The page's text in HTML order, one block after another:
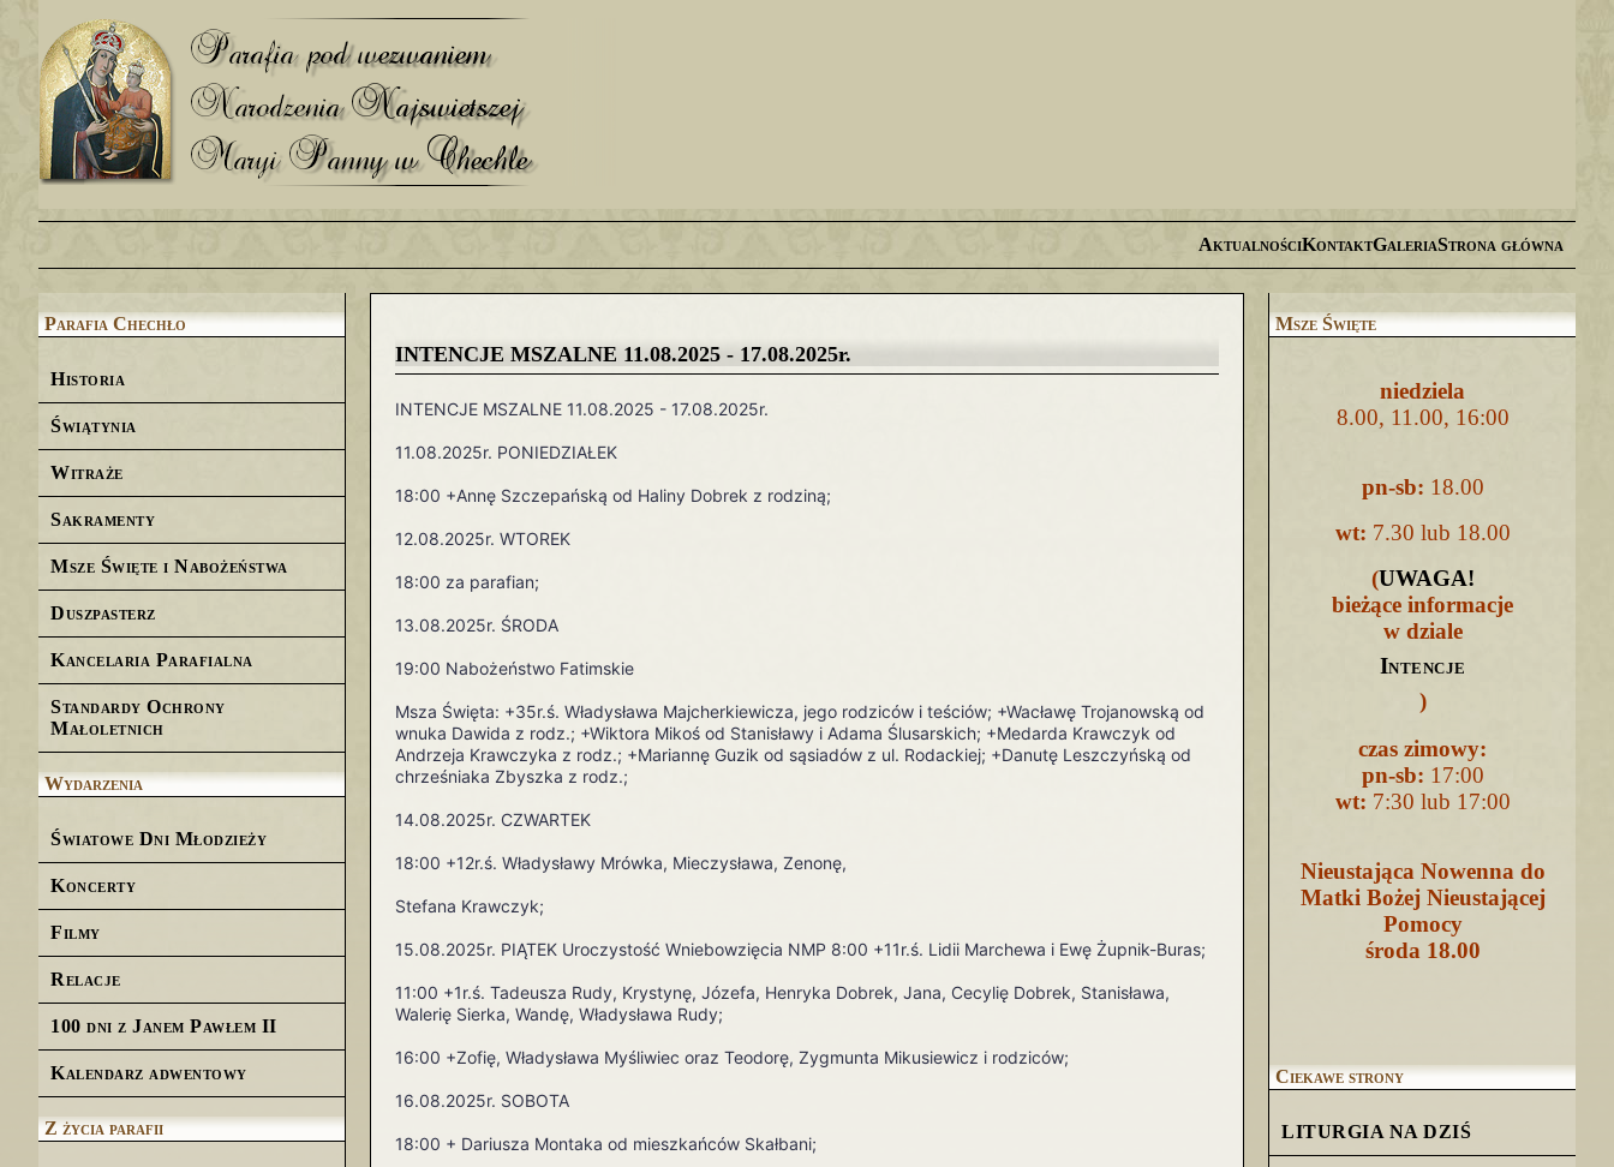
AktualnościKontaktGaleriaStrona główna
Parafia Chechło
Historia
Świątynia
Witraże
Sakramenty
Msze Święte i Nabożeństwa
Duszpasterz
Kancelaria Parafialna
Standardy Ochrony
Małoletnich
Wydarzenia
Światowe Dni Młodzieży
Koncerty
Filmy
Relacje
100 dni z Janem Pawłem II
Kalendarz adwentowy
Z życia parafii
INTENCJE MSZALNE 11.08.2025 - 17.08.2025r.
INTENCJE MSZALNE 11.08.2025 - 17.08.2025r.
11.08.2025r. PONIEDZIAŁEK
18:00 +Annę Szczepańską od Haliny Dobrek z rodziną;
12.08.2025r. WTOREK
18:00 za parafian;
13.08.2025r. ŚRODA
19:00 Nabożeństwo Fatimskie
Msza Święta: +35r.ś. Władysława Majcherkiewicza, jego rodziców i teściów; +Wacławę Trojanowską od
wnuka Dawida z rodz.; +Wiktora Mikoś od Stanisławy i Adama Ślusarskich; +Medarda Krawczyk od
Andrzeja Krawczyka z rodz.; +Mariannę Guzik od sąsiadów z ul. Rodackiej; +Danutę Leszczyńską od
chrześniaka Zbyszka z rodz.;
14.08.2025r. CZWARTEK
18:00 +12r.ś. Władysławy Mrówka, Mieczysława, Zenonę,
Stefana Krawczyk;
15.08.2025r. PIĄTEK Uroczystość Wniebowzięcia NMP 8:00 +11r.ś. Lidii Marchewa i Ewę Żupnik-Buras;
11:00 +1r.ś. Tadeusza Rudy, Krystynę, Józefa, Henryka Dobrek, Jana, Cecylię Dobrek, Stanisława,
Walerię Sierka, Wandę, Władysława Rudy;
16:00 +Zofię, Władysława Myśliwiec oraz Teodorę, Zygmunta Mikusiewicz i rodziców;
16.08.2025r. SOBOTA
18:00 + Dariusza Montaka od mieszkańców Skałbani;
Msze Święte
niedziela
8.00, 11.00, 16:00
pn-sb: 18.00
wt: 7.30 lub 18.00
(UWAGA!
bieżące informacje
w dziale
Intencje
)
czas zimowy:
pn-sb: 17:00
wt: 7:30 lub 17:00
Nieustająca Nowenna do
Matki Bożej Nieustającej
Pomocy
środa 18.00
Ciekawe strony
LITURGIA NA DZIŚ